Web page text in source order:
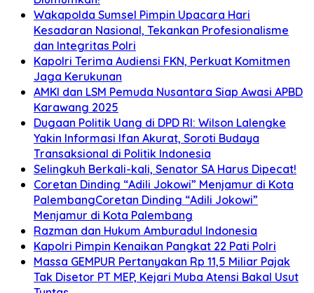
Wakapolda Sumsel Pimpin Upacara Hari
Kesadaran Nasional, Tekankan Profesionalisme
dan Integritas Polri
Kapolri Terima Audiensi FKN, Perkuat Komitmen
Jaga Kerukunan
AMKI dan LSM Pemuda Nusantara Siap Awasi APBD
Karawang 2025
Dugaan Politik Uang di DPD RI: Wilson Lalengke
Yakin Informasi Ifan Akurat, Soroti Budaya
Transaksional di Politik Indonesia
Selingkuh Berkali-kali, Senator SA Harus Dipecat!
Coretan Dinding “Adili Jokowi” Menjamur di Kota
PalembangCoretan Dinding “Adili Jokowi”
Menjamur di Kota Palembang
Razman dan Hukum Amburadul Indonesia
Kapolri Pimpin Kenaikan Pangkat 22 Pati Polri
Massa GEMPUR Pertanyakan Rp 11,5 Miliar Pajak
Tak Disetor PT MEP, Kejari Muba Atensi Bakal Usut